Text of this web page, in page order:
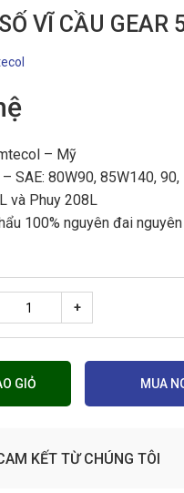
VĨ CẦU GEAR
– Mỹ
SAE: 80W90, 85W140, 90,
và Phuy 208L
100% nguyên đai nguyên
+
GIỎ MUA
KẾT TỪ CHÚNG TÔI